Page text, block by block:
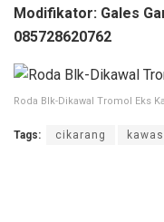
Modifikator: Gales
085728620762
Roda Blk-Dikawal Tromol Eks
Tags: cikarang